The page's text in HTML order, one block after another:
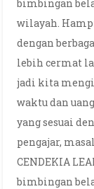
bimbingan
wilayah.
dengan
lebih cermat
jadi kita
waktu dan
yang sesuai
pengajar,
CENDEKIA
bimbingan